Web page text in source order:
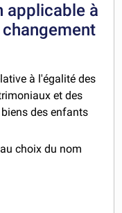
applicable à
à l'égalité des
et des
des enfants
choix du nom